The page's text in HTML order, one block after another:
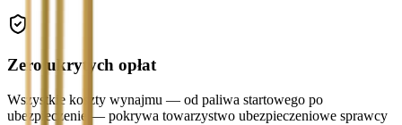
Zero ukrytych opłat
Wszystkie koszty wynajmu — od paliwa startowego po
ubezpieczenie — pokrywa towarzystwo ubezpieczeniowe sprawcy